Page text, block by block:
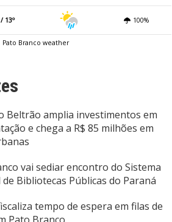
13º 100%
Pato Branco weather
Beltrão amplia investimentos em
e chega a R$ 85 milhões em
vai sediar encontro do Sistema
de Bibliotecas Públicas do Paraná
tempo de espera em filas de